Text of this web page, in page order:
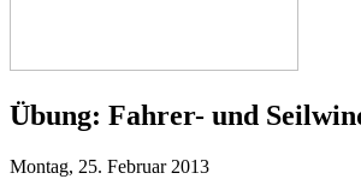
Übung: Fahrer- und
Montag, 25. Februar 2013